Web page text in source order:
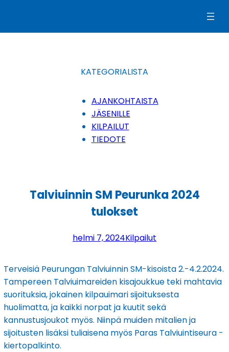
KATEGORIALISTA
AJANKOHTAISTA
JÄSENILLE
KILPAILUT
TIEDOTE
Talviuinnin SM Peurunka 2024
tulokset
helmi 7, 2024Kilpailut
Terveisiä Peurungan Talviuinnin SM-kisoista 2.-4.2.2024.
Tampereen Talviuimareiden kisajoukkue teki mahtavia
suorituksia, jokainen kilpauimari sijoituksesta
huolimatta, ja kaikki norpat ja kuutit sekä
kannustusjoukot myös. Niinpä muiden mitalien ja
sijoitusten lisäksi tuliaisena myös Paras Talviuintiseura -
kiertopalkinto.